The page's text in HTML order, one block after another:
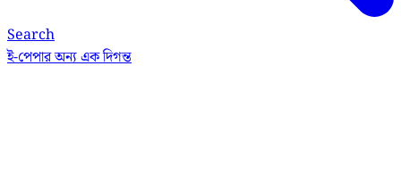
Search
ই-পেপারঅন্য এক দিগন্ত